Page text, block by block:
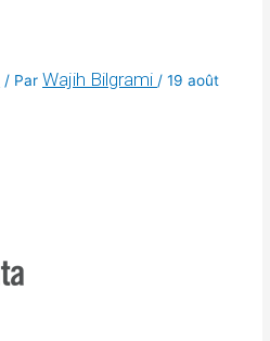
/ ParWajih Bilgrami/19 août